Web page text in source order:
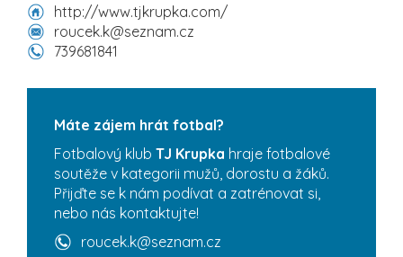
http://www.tjkrupka.com/
roucek.k@seznam.cz
739681841
Máte zájem hrát fotbal?
Fotbalový klub TJ Krupka hraje fotbalové
soutěže v kategorii mužů, dorostu a žáků.
Přijďte se k nám podívat a zatrénovat si,
nebo nás kontaktujte!
roucek.k@seznam.cz